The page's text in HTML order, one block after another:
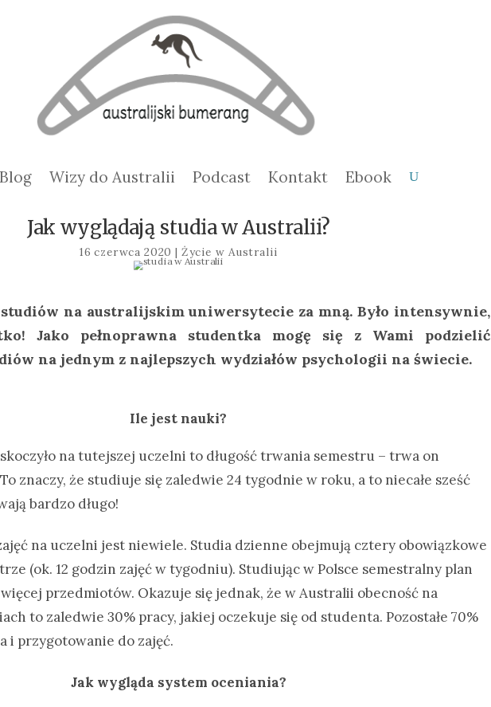
Blog Wizy do Australii Podcast Kontakt Ebook
Jak wyglądają studia w Australii?
16 czerwca 2020 | Życie w Australii
na australijskim uniwersytecie za mną. Było intensywnie,
Jako pełnoprawna studentka mogę się z Wami podzielić
na jednym z najlepszych wydziałów psychologii na świecie.
Ile jest nauki?
na tutejszej uczelni to długość trwania semestru – trwa on
znaczy, że studiuje się zaledwie 24 tygodnie w roku, a to niecałe sześć
bardzo długo!
na uczelni jest niewiele. Studia dzienne obejmują cztery obowiązkowe
(ok. 12 godzin zajęć w tygodniu). Studiując w Polsce semestralny plan
przedmiotów. Okazuje się jednak, że w Australii obecność na
to zaledwie 30% pracy, jakiej oczekuje się od studenta. Pozostałe 70%
i przygotowanie do zajęć.
Jak wygląda system oceniania?